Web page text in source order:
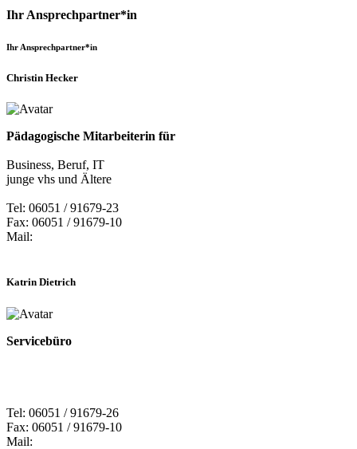
Ihr Ansprechpartner*in
Ihr Ansprechpartner*in
Christin Hecker
Pädagogische Mitarbeiterin für
Business, Beruf, IT
junge vhs und Ältere
Tel: 06051 / 91679-23
Fax: 06051 / 91679-10
Mail:
Katrin Dietrich
Servicebüro
Tel: 06051 / 91679-26
Fax: 06051 / 91679-10
Mail: